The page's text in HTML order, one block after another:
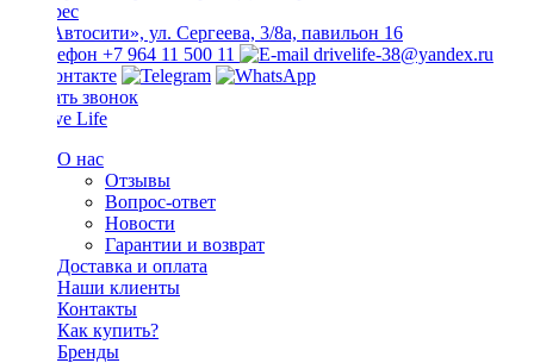
ТЦ «Автосити», ул. Сергеева, 3/8а, павильон 16
+7 964 11 500 11
drivelife-38@yandex.ru
Заказать звонок
О нас
Отзывы
Вопрос-ответ
Новости
Гарантии и возврат
Доставка и оплата
Наши клиенты
Контакты
Как купить?
Бренды